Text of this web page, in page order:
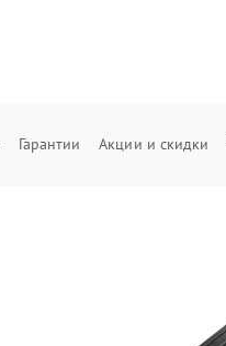
Гарантии Акции и скидки